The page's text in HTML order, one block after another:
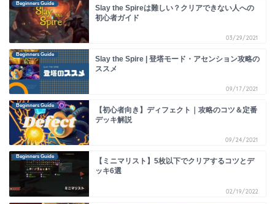
Beginners Guide
Slay the Spireは難しい？クリアできない人への
初心者ガイド
03/29/2021
Beginners Guide
Slay the Spire | 登塔モード・アセンション攻略の
ススメ
09/17/2021
Beginners Guide
【初心者向き】ディフェクト｜攻略のコツ＆定番
デッキ解説
09/24/2021
Beginners Guide
【ミニマリスト】5枚以下でクリアするコツとデ
ッキ6選
02/19/2022